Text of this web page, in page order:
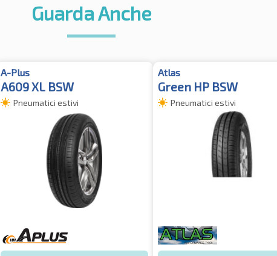
Guarda Anche
A-Plus
A609 XL BSW
Pneumatici estivi
Atlas
Green HP BSW
Pneumatici estivi